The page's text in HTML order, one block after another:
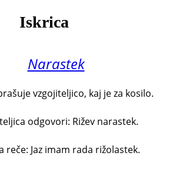
Iskrica
Narastek
vzgojiteljico, kaj je za kosilo.
odgovori: Rižev narastek.
reče: Jaz imam rada rižolastek.